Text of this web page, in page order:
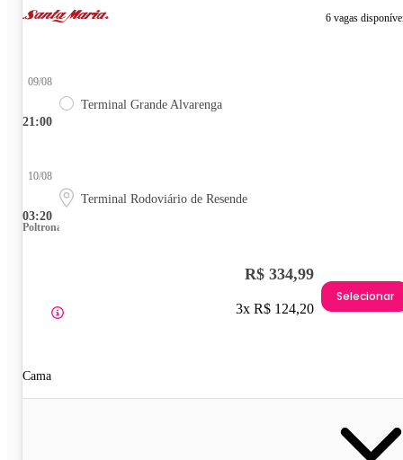
6 vagas
21:00
09/08
Terminal Grande Alvarenga
03:20
10/08
Terminal Rodoviário de Resende
Poltrona
Cama
R$ 334,99
3x R$ 124,20
Selecionar